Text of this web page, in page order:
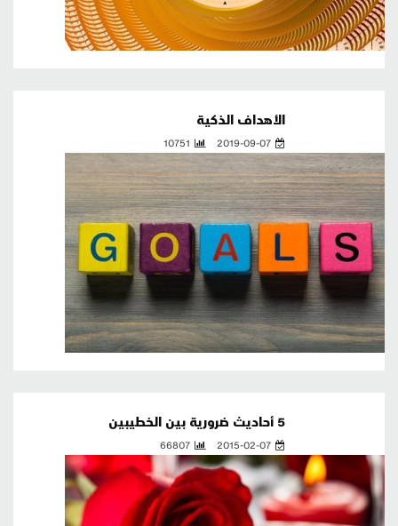
الأهداف الذكية
2019-09-07
10751
5 أحاديث ضرورية بين الخطيبين
2015-02-07
66807